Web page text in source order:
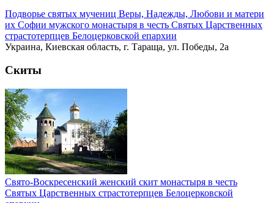
Подворье святых мучениц Веры, Надежды, Любови и матери
их Софии мужского монастыря в честь Святых Царственных
страстотерпцев Белоцерковской епархии
Украина, Киевская область, г. Тараща, ул. Победы, 2а
Скиты
Свято-Воскресенский женский скит монастыря в честь
Святых Царственных страстотерпцев Белоцерковской